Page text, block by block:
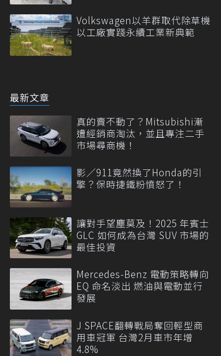
Volkswagen以羊群取代除草機
以工廠實踐永續工業新典範
最新文章
真的賣不動了？Mitsubishi漸
遭經銷商淘汰，並且專注二手
市場尋商機！
影／911竟然換了Honda的引
擎？保時捷鐵粉憤怒了！
讓對手望塵莫及！2025 年賓士
GLC 如何成為台灣 SUV 市場的
最佳投資
Mercedes-Benz 電動策略轉向
EQ 命名淡出 燃油與電動並行
發展
J SPACE翻轉戰局奪回輕型商
用車冠軍 台灣2月車市年增
4.8%